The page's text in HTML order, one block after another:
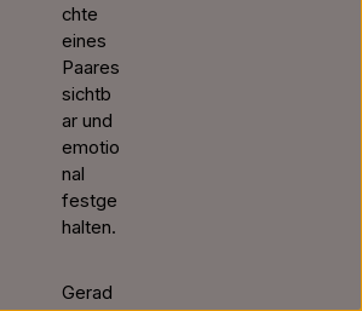
chte
eines
Paares
sichtb
ar und
emotio
nal
festge
halten.
Gerad